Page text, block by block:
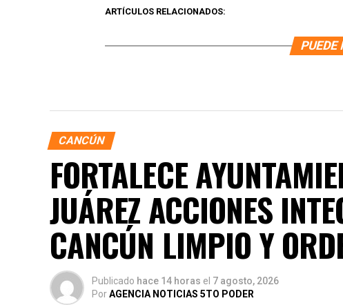
ARTÍCULOS RELACIONADOS:
PUEDE
CANCÚN
FORTALECE
JUÁREZ ACCIONES
CANCÚN LIMPIO Y
Publicado hace 14 horas el 7 agosto, 2026
PorAGENCIA NOTICIAS 5TO PODER